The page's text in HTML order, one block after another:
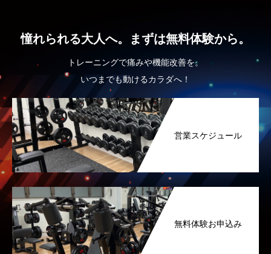
憧れられる大人へ。まずは無料体験から。
トレーニングで痛みや機能改善を。
いつまでも動けるカラダへ！
営業スケジュール
無料体験お申込み